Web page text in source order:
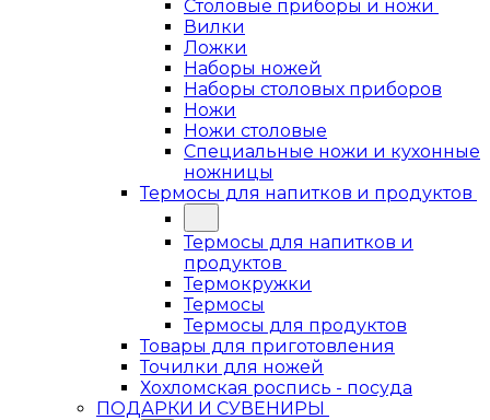
Столовые приборы и ножи
Вилки
Ложки
Наборы ножей
Наборы столовых приборов
Ножи
Ножи столовые
Специальные ножи и кухонные
ножницы
Термосы для напитков и продуктов
Термосы для напитков и
продуктов
Термокружки
Термосы
Термосы для продуктов
Товары для приготовления
Точилки для ножей
Хохломская роспись - посуда
ПОДАРКИ И СУВЕНИРЫ